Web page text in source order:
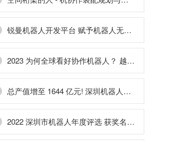
锐曼机器人开发平台 赋予机器人无限的创造空间
2023 为何全球看好协作机器人？ 越疆机器人 + 打开应用空间
总产值增至 1644 亿元! 深圳机器人协会发布 《深圳市机器人产业发展白皮书 (2022)》
2022 深圳市机器人年度评选 获奖名单出炉